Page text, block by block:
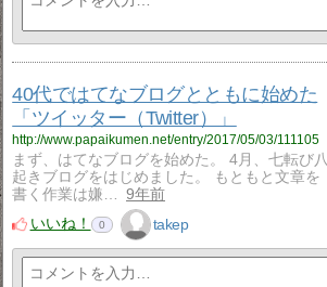
40代ではてなブログとともに始めた
「ツイッター（Twitter）」
http://www.papaikumen.net/entry/2017/05/03/111105
まず、はてなブログを始めた。 4月、七転び八
起きブログをはじめました。 もともと文章を
書く作業は嫌…
9年前
いいね！
0 takep